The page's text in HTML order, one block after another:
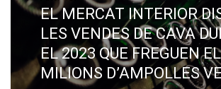
Previous
post:
EL MERCAT INTERIOR
LES VENDES DE CAVA
EL 2023 QUE FREGUEN
MILIONS D’AMPOLLES